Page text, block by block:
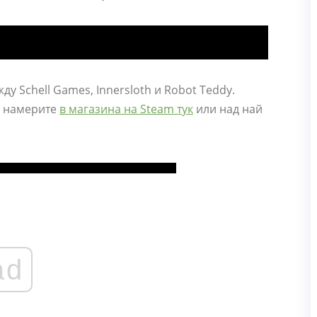
Schell Games, Innersloth и Robot Teddy.
в магазина на Steam тук или над най